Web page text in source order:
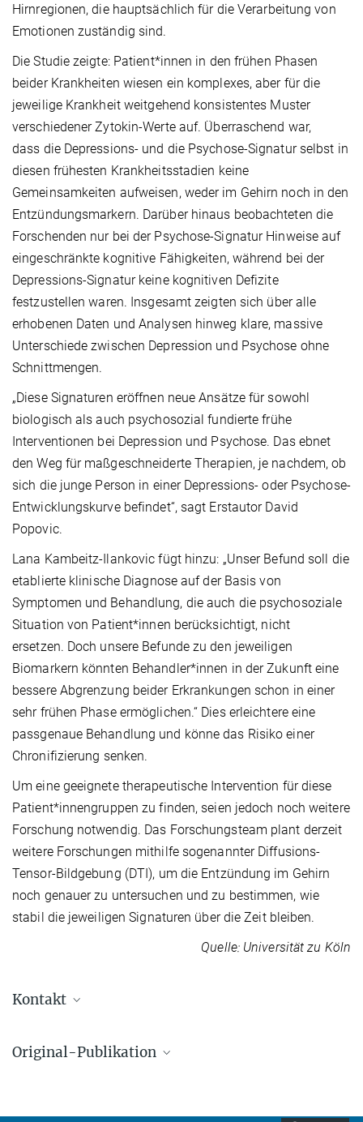
Hirnregionen, die hauptsächlich für die Verarbeitung von
Emotionen zuständig sind.
Die Studie zeigte: Patient*innen in den frühen Phasen
beider Krankheiten wiesen ein komplexes, aber für die
jeweilige Krankheit weitgehend konsistentes Muster
verschiedener Zytokin-Werte auf. Überraschend war,
dass die Depressions- und die Psychose-Signatur selbst in
diesen frühesten Krankheitsstadien keine
Gemeinsamkeiten aufweisen, weder im Gehirn noch in den
Entzündungsmarkern. Darüber hinaus beobachteten die
Forschenden nur bei der Psychose-Signatur Hinweise auf
eingeschränkte kognitive Fähigkeiten, während bei der
Depressions-Signatur keine kognitiven Defizite
festzustellen waren. Insgesamt zeigten sich über alle
erhobenen Daten und Analysen hinweg klare, massive
Unterschiede zwischen Depression und Psychose ohne
Schnittmengen.
„Diese Signaturen eröffnen neue Ansätze für sowohl
biologisch als auch psychosozial fundierte frühe
Interventionen bei Depression und Psychose. Das ebnet
den Weg für maßgeschneiderte Therapien, je nachdem, ob
sich die junge Person in einer Depressions- oder Psychose-
Entwicklungskurve befindet“, sagt Erstautor David
Popovic.
Lana Kambeitz-Ilankovic fügt hinzu: „Unser Befund soll die
etablierte klinische Diagnose auf der Basis von
Symptomen und Behandlung, die auch die psychosoziale
Situation von Patient*innen berücksichtigt, nicht
ersetzen. Doch unsere Befunde zu den jeweiligen
Biomarkern könnten Behandler*innen in der Zukunft eine
bessere Abgrenzung beider Erkrankungen schon in einer
sehr frühen Phase ermöglichen.“ Dies erleichtere eine
passgenaue Behandlung und könne das Risiko einer
Chronifizierung senken.
Um eine geeignete therapeutische Intervention für diese
Patient*innengruppen zu finden, seien jedoch noch weitere
Forschung notwendig. Das Forschungsteam plant derzeit
weitere Forschungen mithilfe sogenannter Diffusions-
Tensor-Bildgebung (DTI), um die Entzündung im Gehirn
noch genauer zu untersuchen und zu bestimmen, wie
stabil die jeweiligen Signaturen über die Zeit bleiben.
Quelle: Universität zu Köln
Kontakt
Geschäftsführender Oberarzt
Original-Publikation